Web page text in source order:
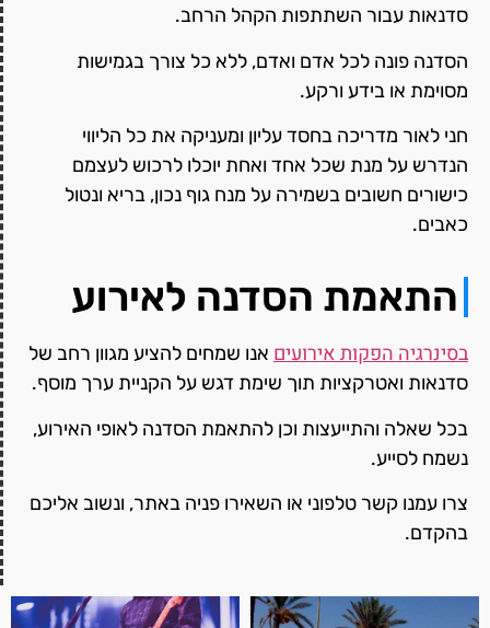
סדנאות עבור השתתפות הקהל הרחב.
הסדנה פונה לכל אדם ואדם, ללא כל צורך בגמישות
מסוימת או בידע ורקע.
חני לאור מדריכה בחסד עליון ומעניקה את כל הליווי
הנדרש על מנת שכל אחד ואחת יוכלו לרכוש לעצמם
כישורים חשובים בשמירה על מנח גוף נכון, בריא ונטול
כאבים.
התאמת הסדנה לאירוע
בסינרגיה הפקות אירועים אנו שמחים להציע מגוון רחב של
סדנאות ואטרקציות תוך שימת דגש על הקניית ערך מוסף.
בכל שאלה והתייעצות וכן להתאמת הסדנה לאופי האירוע,
נשמח לסייע.
צרו עמנו קשר טלפוני או השאירו פניה באתר, ונשוב אליכם
בהקדם.